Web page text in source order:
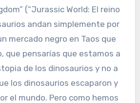
(“Jurassic World: El reino
andan simplemente por
mercado negro en Taos que
que pensarías que estamos a
de los dinosaurios y no a
los dinosaurios escaparon y
el mundo. Pero como hemos